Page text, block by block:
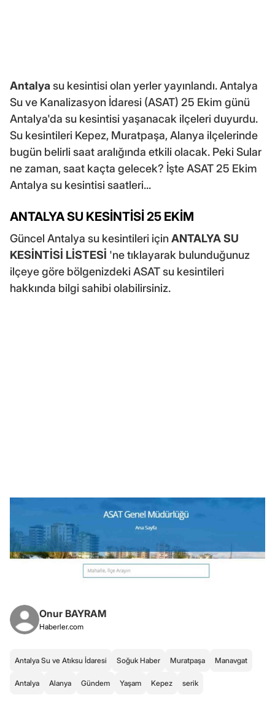
Antalya su kesintisi olan yerler yayınlandı. Antalya
Su ve Kanalizasyon İdaresi (ASAT) 25 Ekim günü
Antalya'da su kesintisi yaşanacak ilçeleri duyurdu.
Su kesintileri Kepez, Muratpaşa, Alanya ilçelerinde
bugün belirli saat aralığında etkili olacak. Peki Sular
ne zaman, saat kaçta gelecek? İşte ASAT 25 Ekim
Antalya su kesintisi saatleri...
ANTALYA SU KESİNTİSİ 25 EKİM
Güncel Antalya su kesintileri içinANTALYA SU
KESİNTİSİ LİSTESİ 'ne tıklayarak bulunduğunuz
ilçeye göre bölgenizdeki ASAT su kesintileri
hakkında bilgi sahibi olabilirsiniz.
Onur BAYRAM
Haberler.com
Antalya Su ve Atıksu İdaresi Soğuk Haber Muratpaşa Manavgat
Antalya Alanya Gündem Yaşam Kepez serik